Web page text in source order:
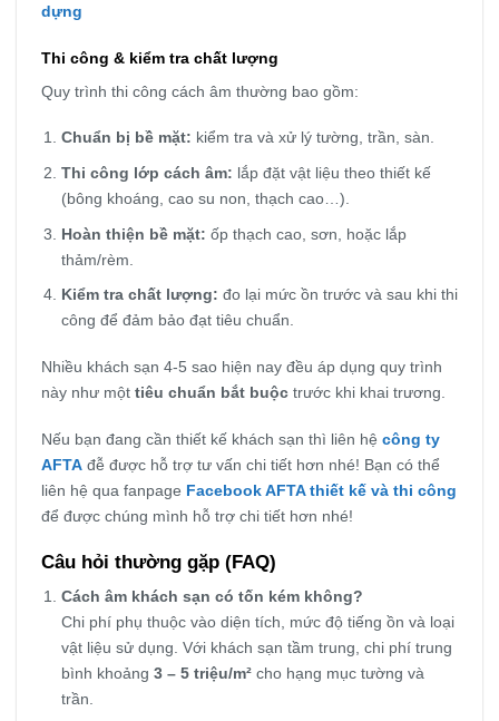
dựng
Thi công & kiểm tra chất lượng
Quy trình thi công cách âm thường bao gồm:
Chuẩn bị bề mặt: kiểm tra và xử lý tường, trần, sàn.
Thi công lớp cách âm: lắp đặt vật liệu theo thiết kế
(bông khoáng, cao su non, thạch cao…).
Hoàn thiện bề mặt: ốp thạch cao, sơn, hoặc lắp
thảm/rèm.
Kiểm tra chất lượng: đo lại mức ồn trước và sau khi thi
công để đảm bảo đạt tiêu chuẩn.
Nhiều khách sạn 4-5 sao hiện nay đều áp dụng quy trình
này như một tiêu chuẩn bắt buộctrước khi khai trương.
Nếu bạn đang cần thiết kế khách sạn thì liên hệ công ty
AFTAđễ được hỗ trợ tư vấn chi tiết hơn nhé! Bạn có thể
liên hệ qua fanpage Facebook AFTA thiết kế và thi công
để được chúng mình hỗ trợ chi tiết hơn nhé!
Câu hỏi thường gặp (FAQ)
Cách âm khách sạn có tốn kém không?
Chi phí phụ thuộc vào diện tích, mức độ tiếng ồn và loại
vật liệu sử dụng. Với khách sạn tầm trung, chi phí trung
bình khoảng3 – 5 triệu/m² cho hạng mục tường và
trần.